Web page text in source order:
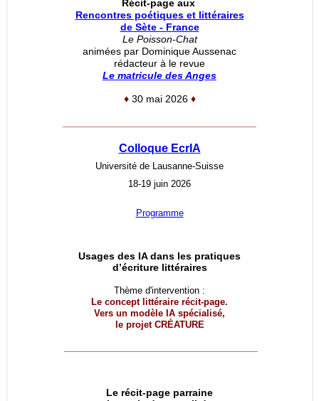
Récit-page aux
Rencontres poétiques et littéraires
de Sète - France
Le Poisson-Chat
animées par Dominique Aussenac
rédacteur à le revue
Le matricule des Anges
♦ 30 mai 2026 ♦
Colloque EcrIA
Université de Lausanne-Suisse
18-19 juin 2026
Programme
Usages des IA dans les pratiques
d’écriture littéraires
Thème d'intervention :
Le concept littéraire récit-page.
Vers un modèle IA spécialisé,
le projet CRÉATURE
Le récit-page parraine